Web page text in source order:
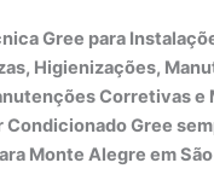
Gree para
Higienizações,
Corretivas e
Condicionado Gree
Monte Alegre em São